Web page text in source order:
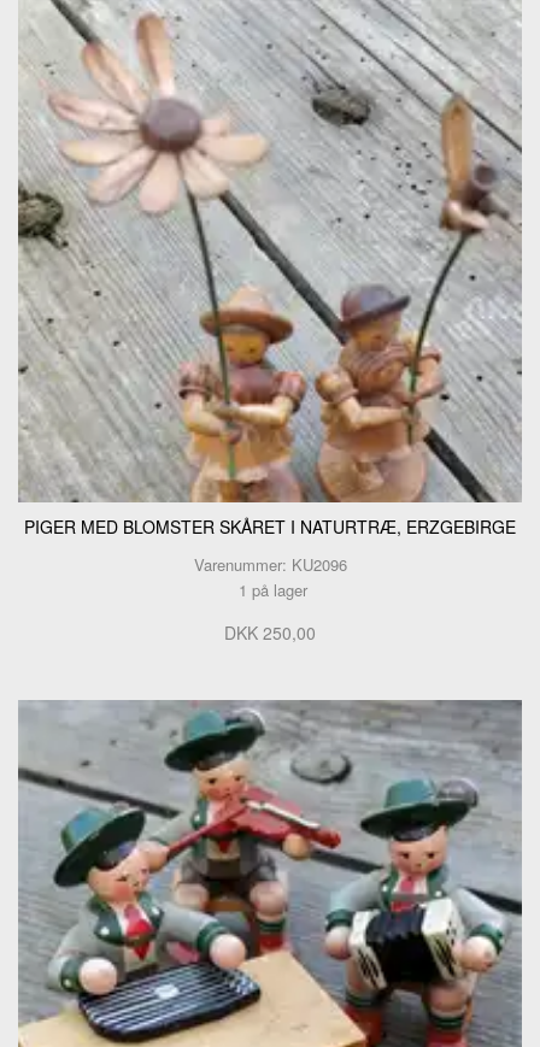
PIGER MED BLOMSTER SKÅRET I NATURTRÆ, ERZGEBIRGE
Varenummer: KU2096
1 på lager
DKK 250,00